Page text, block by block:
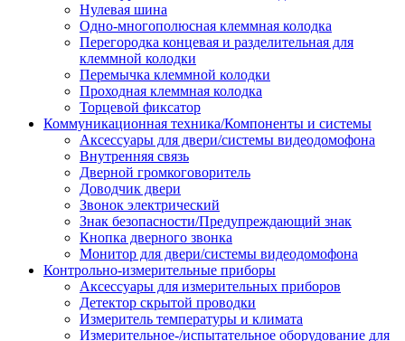
Нулевая шина
Одно-многополюсная клеммная колодка
Перегородка концевая и разделительная для
клеммной колодки
Перемычка клеммной колодки
Проходная клеммная колодка
Торцевой фиксатор
Коммуникационная техника/Компоненты и системы
Аксессуары для двери/системы видеодомофона
Внутренняя связь
Дверной громкоговоритель
Доводчик двери
Звонок электрический
Знак безопасности/Предупреждающий знак
Кнопка дверного звонка
Монитор для двери/системы видеодомофона
Контрольно-измерительные приборы
Аксессуары для измерительных приборов
Детектор скрытой проводки
Измеритель температуры и климата
Измерительное-/испытательное оборудование для